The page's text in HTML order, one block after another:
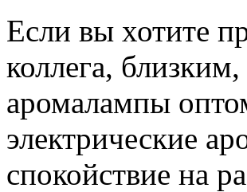
Если вы хотите
коллега,
аромалампы
электрические
спокойствие на